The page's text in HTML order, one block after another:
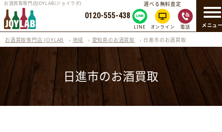
メニュ
お酒買取専門店JOYLAB(ジョイラボ)
0120-555-438
選べる無料査定
LINE オンライン 電話
お酒買取専門店 JOYLAB › 地域 › 愛知県のお酒買取 › 日進市のお酒買取
日進市のお酒買取